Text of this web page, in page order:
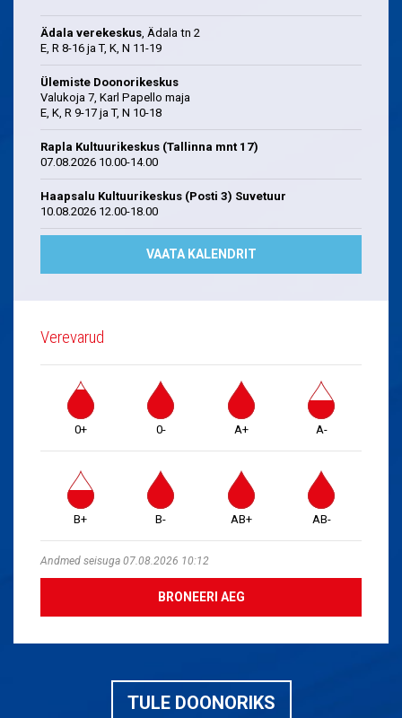
Ädala verekeskus, Ädala tn 2
E, R 8-16 ja T, K, N 11-19
Ülemiste Doonorikeskus
Valukoja 7, Karl Papello maja
E, K, R 9-17 ja T, N 10-18
Rapla Kultuurikeskus (Tallinna mnt 17)
07.08.2026 10.00-14.00
Haapsalu Kultuurikeskus (Posti 3) Suvetuur
10.08.2026 12.00-18.00
VAATA KALENDRIT
Verevarud
0+ 0- A+ A-
B+ B- AB+ AB-
Andmed seisuga 07.08.2026 10:12
BRONEERI AEG
TULE DOONORIKS